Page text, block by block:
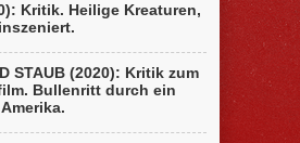
Kritik. Heilige Kreaturen,
STAUB (2020): Kritik zum
Bullenritt durch ein